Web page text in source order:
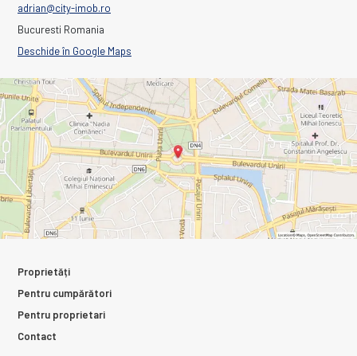
adrian@city-imob.ro
Bucuresti Romania
Deschide în Google Maps
Proprietăți
Pentru cumpărători
Pentru proprietari
Contact